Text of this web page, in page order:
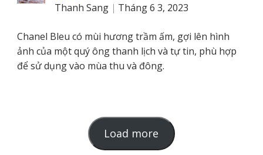
Rated 5out
Thanh Sang
Tháng 6 3, 2023
Chanel Bleu có mùi hương trầm ấm, gợi lên hình
ảnh của một quý ông thanh lịch và tự tin, phù hợp
để sử dụng vào mùa thu và đông.
Load more
o